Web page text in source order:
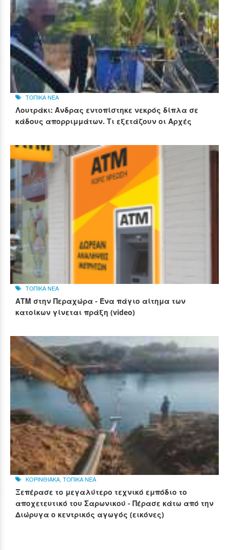
ΤΟΠΙΚΑ ΝΕΑ
Λουτράκι: Άνδρας εντοπίστηκε νεκρός δίπλα σε
κάδους απορριμμάτων. Τι εξετάζουν οι Αρχές
ΤΟΠΙΚΑ ΝΕΑ
ΑΤΜ στην Περαχώρα - Ένα πάγιο αίτημα των
κατοίκων γίνεται πράξη (video)
ΚΟΡΙΝΘΙΑΚΑ ΤΟΠΙΚΑ ΝΕΑ
Ξεπέρασε το μεγαλύτερο τεχνικό εμπόδιο το
αποχετευτικό του Σαρωνικού - Πέρασε κάτω από την
Διώρυγα ο κεντρικός αγωγός (εικόνες)